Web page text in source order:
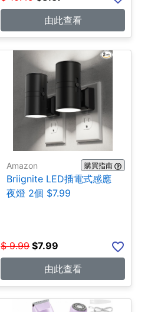
由此查看
Amazon 購買指南
Briignite LED插電式感應
夜燈 2個 $7.99
$ 9.99 $7.99
由此查看